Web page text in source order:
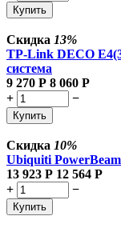
Купить
Скидка 13%
TP-Link DECO
система
9 270 Р 8 060 Р
+
−
Купить
Скидка 10%
Ubiquiti
13 923 Р 12 564 Р
+
−
Купить